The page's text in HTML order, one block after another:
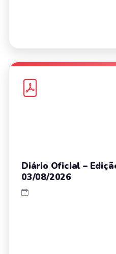
Diário Oficial –
03/08/2026